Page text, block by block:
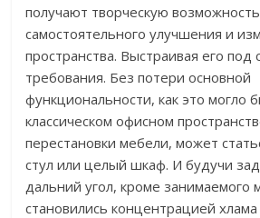
получают творческую возможность
самостоятельного улучшения и
пространства. Выстраивая его под
требования. Без потери основной
функциональности, как это могло
классическом офисном
перестановки мебели, может
стул или целый шкаф. И будучи
дальний угол, кроме занимаемого
становились концентрацией